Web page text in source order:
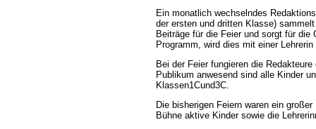
Ein monatlich wechselndes
der ersten und dritten Klasse)
Beiträge für die Feier und sorgt für die
Programm, wird dies mit einer
Bei der Feier fungieren die
Publikum anwesend sind alle Kinder
Klassen1Cund3C.
Die bisherigen Feiern waren ein
Bühne aktive Kinder sowie die